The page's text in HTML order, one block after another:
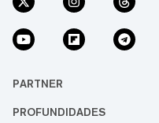
PARTNER
PROFUNDIDADES